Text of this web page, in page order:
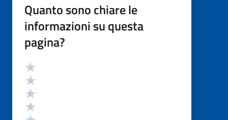
Quanto sono chiare le
informazioni su questa
pagina?
Valutazione